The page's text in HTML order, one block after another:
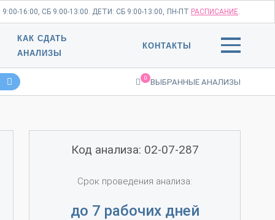
16:00, СБ 9:00-13:00. ДЕТИ: СБ 9:00-13:00, ПН-ПТ РАСПИСАНИЕ.
КАК СДАТЬ
АНАЛИЗЫ
КОНТАКТЫ
0 ВЫБРАННЫЕ АНАЛИЗЫ
Код анализа: 02-07-287
Срок проведения анализа:
до 7 рабочих дней